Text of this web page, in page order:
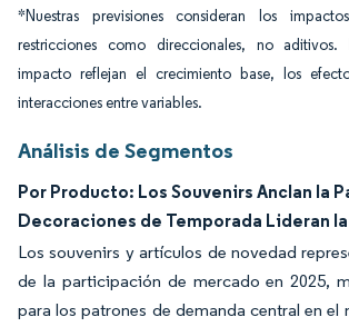
*Nuestras previsiones consideran los
restricciones como direccionales, no aditivos.
impacto reflejan el crecimiento base, los
interacciones entre variables.
Análisis de Segmentos
Por Producto: Los Souvenirs Anclan la
Decoraciones de Temporada Lideran
Los souvenirs y artículos de novedad
de la participación de mercado en 2025,
para los patrones de demanda central en el